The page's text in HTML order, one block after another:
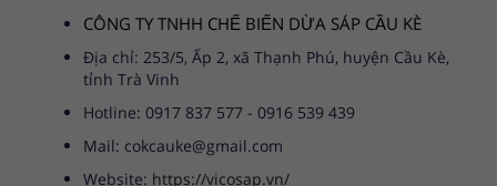
CÔNG TY TNHH CHẾ BIẾN DỪA SÁP CẦU KÈ
Địa chỉ: 253/5, Ấp 2, xã Thạnh Phú, huyện Cầu Kè,
tỉnh Trà Vinh
Hotline: 0917 837 577 - 0916 539 439
Mail: cokcauke@gmail.com
Website: https://vicosap.vn/